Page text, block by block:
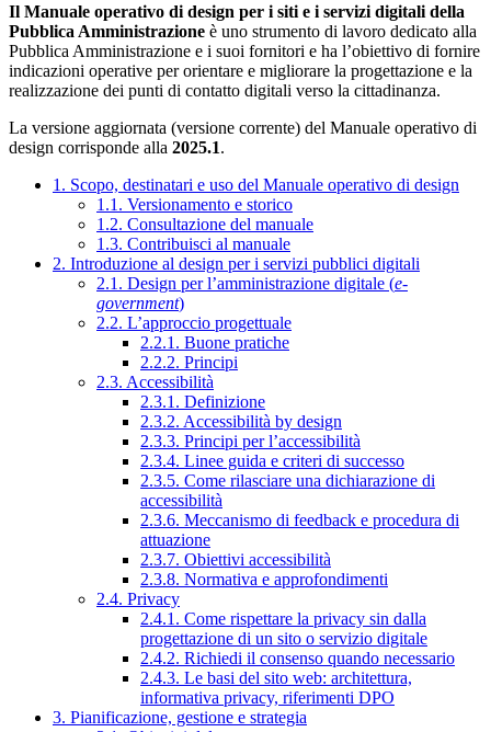
Il Manuale operativo di design per i siti e i servizi digitali della
Pubblica Amministrazione è uno strumento di lavoro dedicato alla
Pubblica Amministrazione e i suoi fornitori e ha l’obiettivo di fornire
indicazioni operative per orientare e migliorare la progettazione e la
realizzazione dei punti di contatto digitali verso la cittadinanza.
La versione aggiornata (versione corrente) del Manuale operativo di
design corrisponde alla 2025.1.
1. Scopo, destinatari e uso del Manuale operativo di design
1.1. Versionamento e storico
1.2. Consultazione del manuale
1.3. Contribuisci al manuale
2. Introduzione al design per i servizi pubblici digitali
2.1. Design per l’amministrazione digitale (e-
government)
2.2. L’approccio progettuale
2.2.1. Buone pratiche
2.2.2. Principi
2.3. Accessibilità
2.3.1. Definizione
2.3.2. Accessibilità by design
2.3.3. Principi per l’accessibilità
2.3.4. Linee guida e criteri di successo
2.3.5. Come rilasciare una dichiarazione di
accessibilità
2.3.6. Meccanismo di feedback e procedura di
attuazione
2.3.7. Obiettivi accessibilità
2.3.8. Normativa e approfondimenti
2.4. Privacy
2.4.1. Come rispettare la privacy sin dalla
progettazione di un sito o servizio digitale
2.4.2. Richiedi il consenso quando necessario
2.4.3. Le basi del sito web: architettura,
informativa privacy, riferimenti DPO
3. Pianificazione, gestione e strategia